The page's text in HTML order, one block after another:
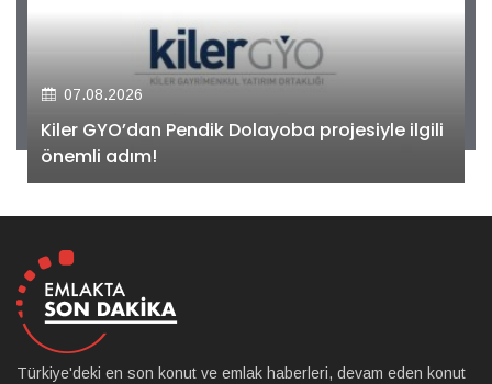
07.08.2026
Kiler GYO’dan Pendik Dolayoba projesiyle ilgili
önemli adım!
Türkiye'deki en son konut ve emlak haberleri, devam eden konut